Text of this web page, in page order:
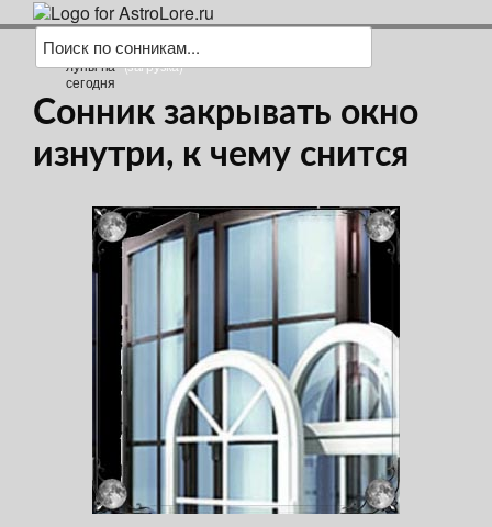
(загрузка)
Сонник закрывать окно
изнутри, к чему снится